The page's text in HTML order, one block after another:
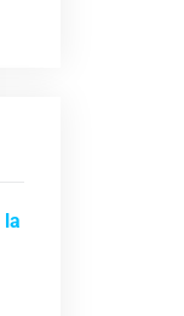
la